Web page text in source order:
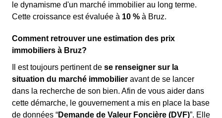
le dynamisme d'un marché immobilier au long terme.
Cette croissance est évaluée à 10 % à Bruz.
Comment retrouver une estimation des prix
immobiliers à Bruz?
Il est toujours pertinent de se renseigner sur la
situation du marché immobilier avant de se lancer
dans la recherche de son bien. Afin de vous aider dans
cette démarche, le gouvernement a mis en place la base
de données “Demande de Valeur Foncière (DVF)”. Elle